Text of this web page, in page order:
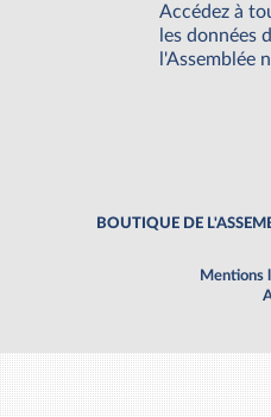
Accédez à
les données
l'Assemblée
BOUTIQUE DE
Mentions